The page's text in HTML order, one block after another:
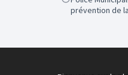
prévention de